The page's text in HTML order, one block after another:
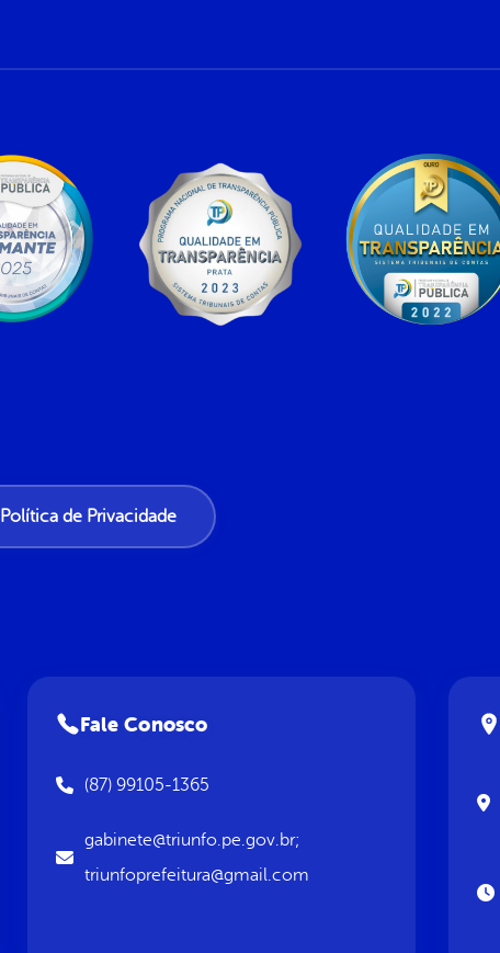
Política de Privacidade
Fale Conosco
(87) 99105-1365
gabinete@triunfo.pe.gov.br;
triunfoprefeitura@gmail.com